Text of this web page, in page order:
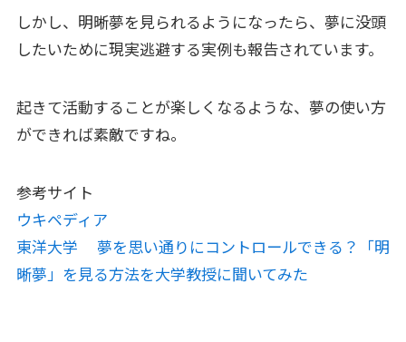
しかし、明晰夢を見られるようになったら、夢に没頭
したいために現実逃避する実例も報告されています。
起きて活動することが楽しくなるような、夢の使い方
ができれば素敵ですね。
参考サイト
ウキペディア
東洋大学 夢を思い通りにコントロールできる？「明
晰夢」を見る方法を大学教授に聞いてみた